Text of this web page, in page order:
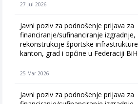
27 Jul 2026
Javni poziv za podnošenje prijava za
financiranje/sufinanciranje izgradnje,
rekonstrukcije športske
kanton, grad i općine u Federaciji BiH
25 Mar 2026
Javni poziv za podnošenje prijava za